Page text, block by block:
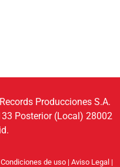
Producciones S.A.
Posterior (Local) 28002
Condiciones de uso| Aviso Legal |